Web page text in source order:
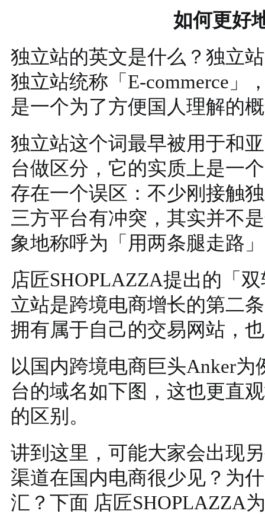
如何更好
独立站的英文是什么？独立
独立站统称「E-commerce」
是一个为了方便国人理解的
独立站这个词最早被用于和
台做区分，它的实质上是一
存在一个误区：不少刚接触
三方平台有冲突，其实并不
象地称呼为「用两条腿走路
店匠SHOPLAZZA提出的「
立站是跨境电商增长的第二
拥有属于自己的交易网站，
以国内跨境电商巨头Anker
台的域名如下图，这也更直
的区别。
讲到这里，可能大家会出现
渠道在国内电商很少见？为
汇？下面 店匠SHOPLAZZA